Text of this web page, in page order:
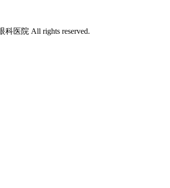
科医院 All rights reserved.